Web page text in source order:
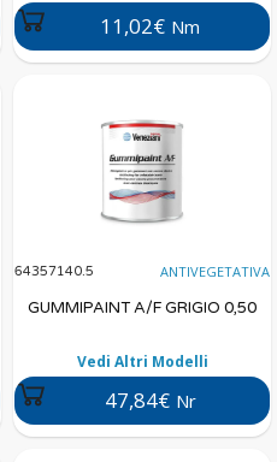
11,02€ Nm
64357140.5 ANTIVEGETATIVA
GUMMIPAINT A/F GRIGIO 0,50
Vedi Altri Modelli
47,84€ Nr